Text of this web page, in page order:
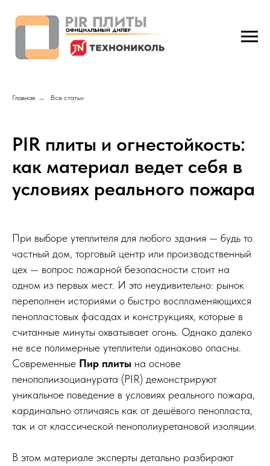
Главная → Все статьи
PIR плиты и огнестойкость:
как материал ведет себя в
условиях реального пожара
При выборе утеплителя для любого здания — будь то
частный дом, торговый центр или производственный
цех — вопрос пожарной безопасности стоит на
одном из первых мест. И это неудивительно: рынок
переполнен историями о быстро воспламеняющихся
пенопластовых фасадах и конструкциях, которые в
считанные минуты охватывает огонь. Однако далеко
не все полимерные утеплители одинаково опасны.
Современные Пир плиты на основе
пенополиизоцианурата (PIR) демонстрируют
уникальное поведение в условиях реального пожара,
кардинально отличаясь как от дешёвого пенопласта,
так и от классической пенополиуретановой изоляции.
В этом материале эксперты детально разбирают